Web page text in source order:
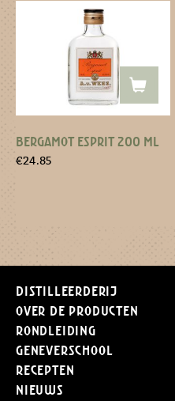
BERGAMOT ESPRIT 200 ML
€24.85
Distilleerderij
Over de producten
Rondleiding
Geneverschool
Recepten
Nieuws